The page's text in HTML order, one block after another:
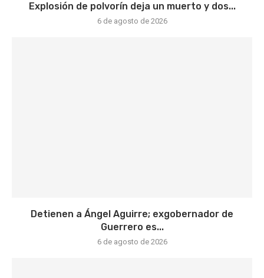
Explosión de polvorín deja un muerto y dos...
6 de agosto de 2026
Detienen a Ángel Aguirre; exgobernador de
Guerrero es...
6 de agosto de 2026